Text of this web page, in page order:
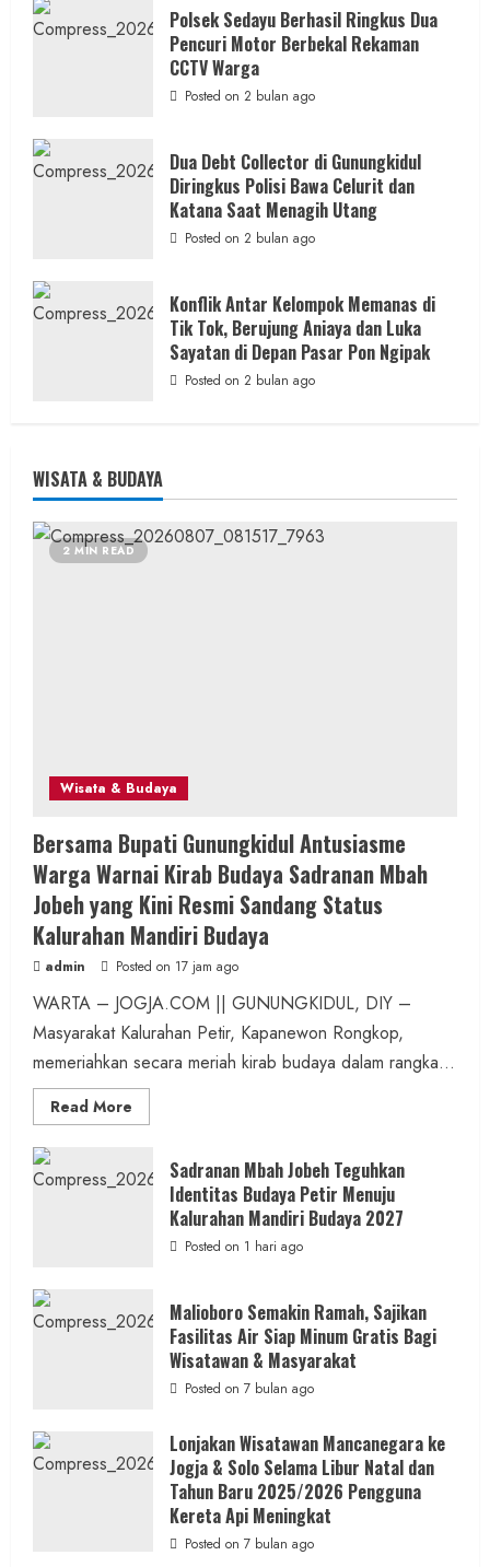
Gunungkidul
Polsek Sedayu Berhasil Ringkus Dua
Pencuri Motor Berbekal Rekaman
CCTV Warga
Posted on 2 bulan ago
Dua Debt Collector di Gunungkidul
Diringkus Polisi Bawa Celurit dan
Katana Saat Menagih Utang
Posted on 2 bulan ago
Konflik Antar Kelompok Memanas di
Tik Tok, Berujung Aniaya dan Luka
Sayatan di Depan Pasar Pon Ngipak
Posted on 2 bulan ago
WISATA & BUDAYA
2 MIN READ
Wisata & Budaya
Bersama Bupati Gunungkidul Antusiasme
Warga Warnai Kirab Budaya Sadranan Mbah
Jobeh yang Kini Resmi Sandang Status
Kalurahan Mandiri Budaya
admin Posted on 17 jam ago
WARTA – JOGJA.COM || GUNUNGKIDUL, DIY –
Masyarakat Kalurahan Petir, Kapanewon Rongkop,
memeriahkan secara meriah kirab budaya dalam rangka...
Read More
more
Bupati
Gunungkidul
Antusiasme
Warga
Warnai
Jobeh
yang
Resmi
Sandang
Status
Kalurahan
Sadranan Mbah Jobeh Teguhkan
Identitas Budaya Petir Menuju
Kalurahan Mandiri Budaya 2027
Posted on 1 hari ago
Malioboro Semakin Ramah, Sajikan
Fasilitas Air Siap Minum Gratis Bagi
Wisatawan & Masyarakat
Posted on 7 bulan ago
Lonjakan Wisatawan Mancanegara ke
Jogja & Solo Selama Libur Natal dan
Tahun Baru 2025/2026 Pengguna
Kereta Api Meningkat
Posted on 7 bulan ago